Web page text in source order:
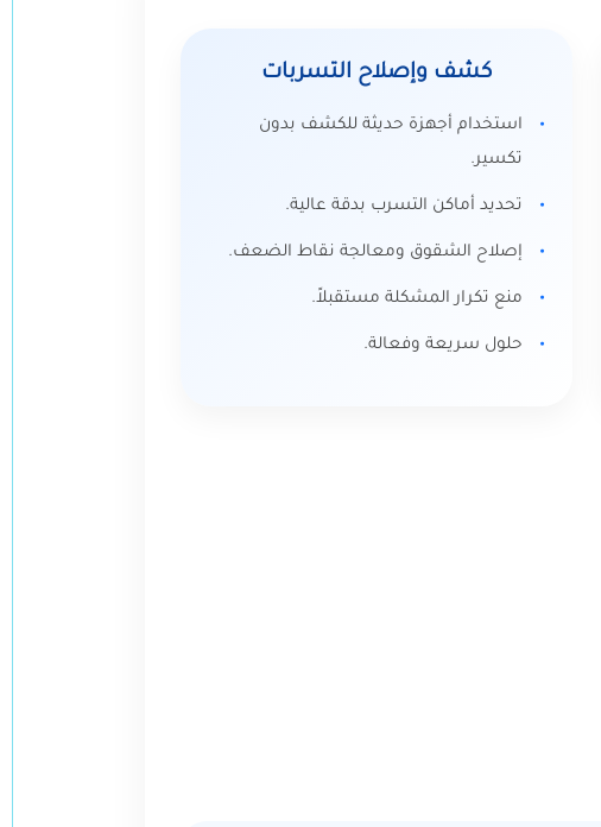
كشف وإصلاح التسربات
استخدام أجهزة حديثة للكشف بدون
تكسير.
تحديد أماكن التسرب بدقة عالية.
إصلاح الشقوق ومعالجة نقاط الضعف.
منع تكرار المشكلة مستقبلاً.
حلول سريعة وفعالة.